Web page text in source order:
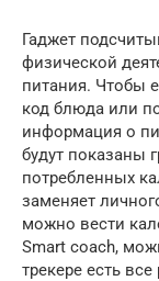
Гаджет
физической
питания. Чтобы
код блюда или
информация о
будут показаны
потребленных
заменяет
можно вести
Smart coach,
трекере есть